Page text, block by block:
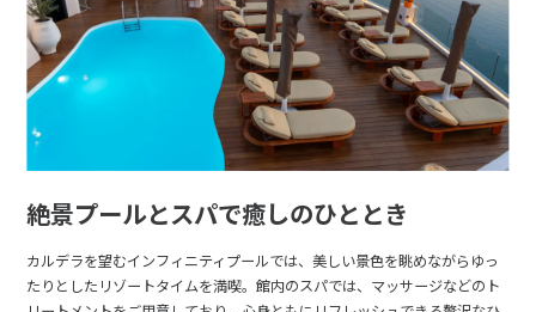
絶景プールとスパで癒しのひととき
カルデラを望むインフィニティプールでは、美しい景色を眺めながらゆっ
たりとしたリゾートタイムを満喫。館内のスパでは、マッサージなどのト